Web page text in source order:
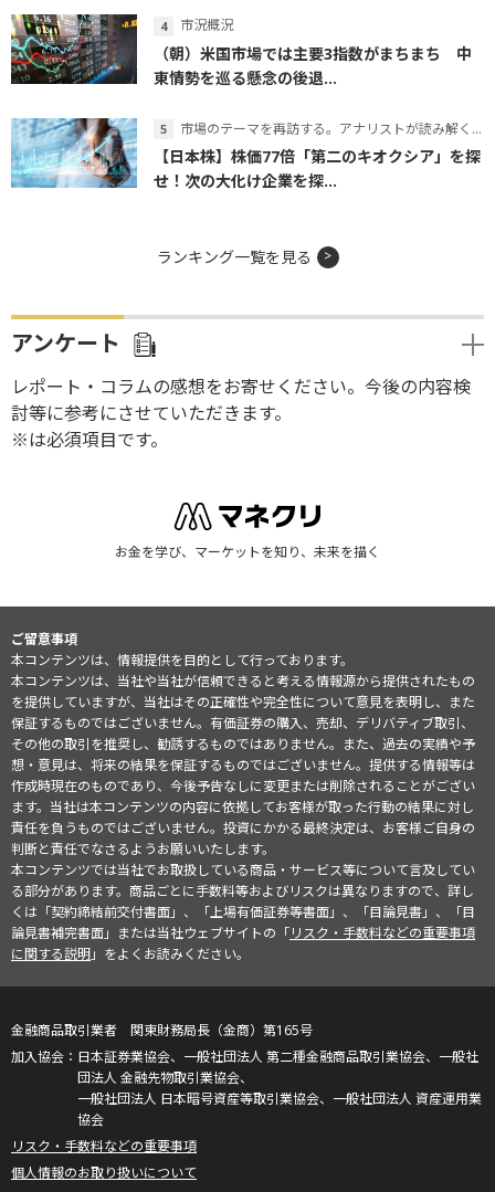
市況概況
（朝）米国市場では主要3指数がまちまち 中
東情勢を巡る懸念の後退...
市場のテーマを再訪する。アナリストが読み解くテーマの本質
【日本株】株価77倍「第二のキオクシア」を探
せ！次の大化け企業を探...
ランキング一覧を見る
アンケート
レポート・コラムの感想をお寄せください。今後の内容検
討等に参考にさせていただきます。
※は必須項目です。
お金を学び、マーケットを知り、未来を描く
ご留意事項
本コンテンツは、情報提供を目的として行っております。
本コンテンツは、当社や当社が信頼できると考える情報源から提供されたもの
を提供していますが、当社はその正確性や完全性について意見を表明し、また
保証するものではございません。有価証券の購入、売却、デリバティブ取引、
その他の取引を推奨し、勧誘するものではありません。また、過去の実績や予
想・意見は、将来の結果を保証するものではございません。提供する情報等は
作成時現在のものであり、今後予告なしに変更または削除されることがござい
ます。当社は本コンテンツの内容に依拠してお客様が取った行動の結果に対し
責任を負うものではございません。投資にかかる最終決定は、お客様ご自身の
判断と責任でなさるようお願いいたします。
本コンテンツでは当社でお取扱している商品・サービス等について言及してい
る部分があります。商品ごとに手数料等およびリスクは異なりますので、詳し
くは「契約締結前交付書面」、「上場有価証券等書面」、「目論見書」、「目
論見書補完書面」または当社ウェブサイトの「リスク・手数料などの重要事項
に関する説明」をよくお読みください。
金融商品取引業者 関東財務局長（金商）第165号
日本証券業協会、一般社団法人 第二種金融商品取引業協会、一般社
団法人 金融先物取引業協会、
一般社団法人 日本暗号資産等取引業協会、一般社団法人 資産運用業
協会
リスク・手数料などの重要事項
個人情報のお取り扱いについて